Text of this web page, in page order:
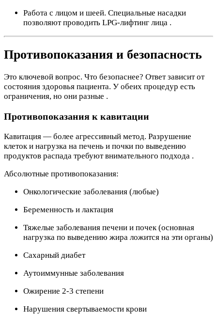
Работа с лицом и шеей. Специальные насадки
позволяют проводить LPG-лифтинг лица .
Противопоказания и безопасность
Это ключевой вопрос. Что безопаснее? Ответ зависит от
состояния здоровья пациента. У обеих процедур есть
ограничения, но они разные .
Противопоказания к кавитации
Кавитация — более агрессивный метод. Разрушение
клеток и нагрузка на печень и почки по выведению
продуктов распада требуют внимательного подхода .
Абсолютные противопоказания:
Онкологические заболевания (любые)
Беременность и лактация
Тяжелые заболевания печени и почек (основная
нагрузка по выведению жира ложится на эти органы)
Сахарный диабет
Аутоиммунные заболевания
Ожирение 2-3 степени
Нарушения свертываемости крови